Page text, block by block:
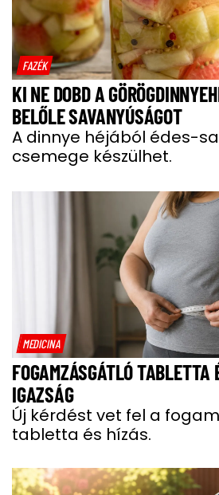
FAZÉK
KI NE DOBD A
BELŐLE SAVANYÚSÁGOT
A dinnye héjából édes-
csemege készülhet.
MEDICINA
FOGAMZÁSGÁTLÓ
IGAZSÁG
Új kérdést vet fel a
tabletta és hízás.